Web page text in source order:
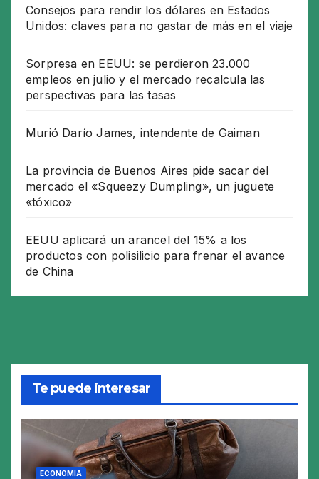
Consejos para rendir los dólares en Estados
Unidos: claves para no gastar de más en el viaje
Sorpresa en EEUU: se perdieron 23.000
empleos en julio y el mercado recalcula las
perspectivas para las tasas
Murió Darío James, intendente de Gaiman
La provincia de Buenos Aires pide sacar del
mercado el «Squeezy Dumpling», un juguete
«tóxico»
EEUU aplicará un arancel del 15% a los
productos con polisilicio para frenar el avance
de China
Te puede interesar
ECONOMIA